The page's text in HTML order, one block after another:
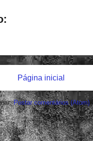
Página inicial
Postar comentários (Atom)